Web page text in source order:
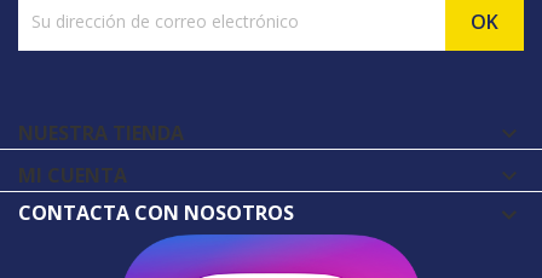
NUESTRA TIENDA 
MI CUENTA 
CONTACTA CON NOSOTROS